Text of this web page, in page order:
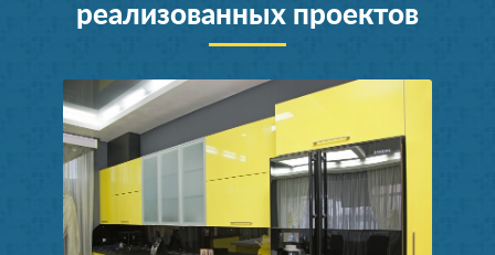
реализованных проектов